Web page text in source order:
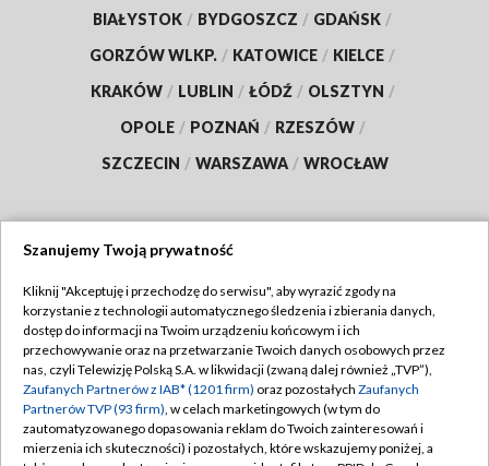
BIAŁYSTOK / BYDGOSZCZ / GDAŃSK /
GORZÓW WLKP. / KATOWICE / KIELCE /
KRAKÓW / LUBLIN / ŁÓDŹ / OLSZTYN /
OPOLE / POZNAŃ / RZESZÓW /
SZCZECIN / WARSZAWA / WROCŁAW
TVP
Abonament TVP
Emisja w TVP
Centrum informacji TVP
Naziemna Telewizja Cyfrowa
Regulamin TVP
Polityka prywatności
Moje zgody
Pomoc
Szanujemy Twoją prywatność
Kliknij "Akceptuję i przechodzę do serwisu", aby wyrazić zgody na
korzystanie z technologii automatycznego śledzenia i zbierania danych,
dostęp do informacji na Twoim urządzeniu końcowym i ich
przechowywanie oraz na przetwarzanie Twoich danych osobowych przez
nas, czyli Telewizję Polską S.A. w likwidacji (zwaną dalej również „TVP”),
Zaufanych Partnerów z IAB* (1201 firm) oraz pozostałych Zaufanych
Partnerów TVP (93 firm), w celach marketingowych (w tym do
zautomatyzowanego dopasowania reklam do Twoich zainteresowań i
mierzenia ich skuteczności) i pozostałych, które wskazujemy poniżej, a